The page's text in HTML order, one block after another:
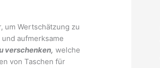
um Wertschätzung zu
aufmerksame
verschenken, welche
von Taschen für